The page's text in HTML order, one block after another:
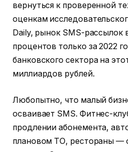
вернуться к проверенной
оценкам
Daily, рынок SMS-рассылок
процентов только за 2022
банковского сектора на
миллиардов рублей.
Любопытно, что малый
осваивает SMS. Фитнес-
продлении абонемента,
плановом ТО, рестораны —